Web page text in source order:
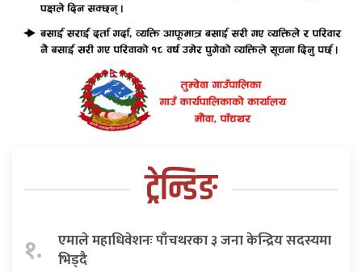
ट्रेन्डिङ
१.
एमाले महाधिवेशनः पाँचथरका ३ जना केन्द्रिय सदस्यमा
भिड्दै